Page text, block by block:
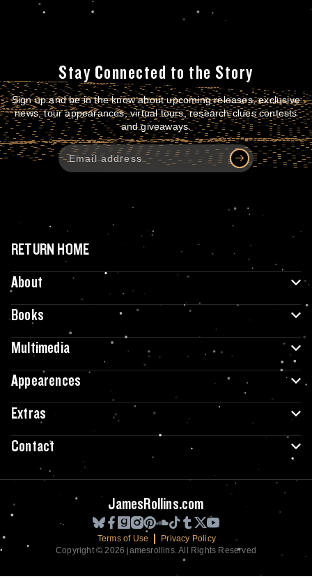
Stay Connected to the Story
Sign up and be in the know about upcoming releases, exclusive
news, tour appearances, virtual tours, research clues contests
and giveaways.
RETURN HOME
About
Books
Multimedia
Appearences
Extras
Contact
JamesRollins.com
Terms of Use
Privacy Policy
Copyright © 2026 jamesrollins. All Rights Reserved